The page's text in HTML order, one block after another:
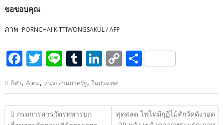
ขอขอบคุณ
ภาพ :PORNCHAI KITTIWONGSAKUL / AFP
F
e
b
T
itt
er
Li
e
T
u
m
bl
Li
k
e
C
p
y
S
ar
e
กีฬา, สังคม,หน่วยงานภาครัฐ,ในประเทศ
แนะแนว
กรมการสารวัตรทหารบก
สุดสลด ไฟไหม้กุฏิไม้สักวัดดังวอด